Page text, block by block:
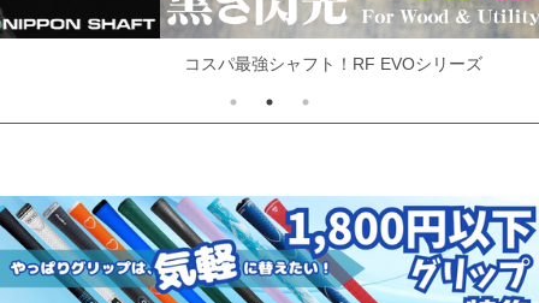
コスパ最強シャフト！RF EVOシリーズ